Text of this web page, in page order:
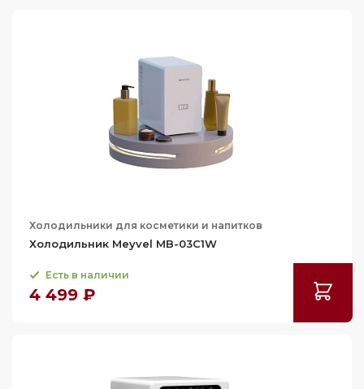
Холодильники для косметики и напитков
Холодильник Meyvel MB-03C1W
Есть в наличии
4 499 ₽